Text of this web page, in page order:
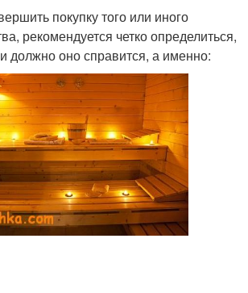
покупку того или иного
рекомендуется четко определиться,
должно оно справится, а именно: